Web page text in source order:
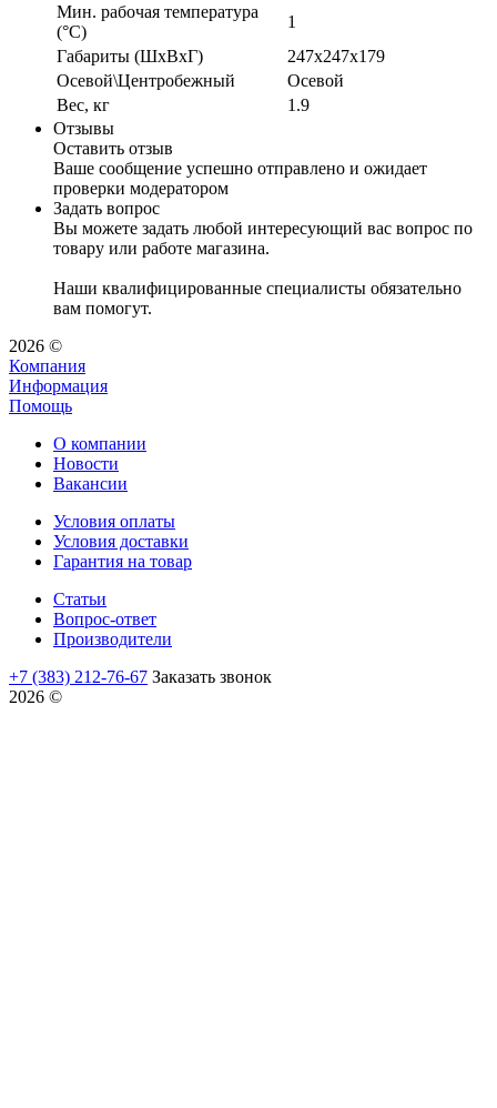
Мин. рабочая температура
(°С)
1
Габариты (ШхВхГ)
247x247x179
Осевой\Центробежный
Осевой
Вес, кг
1.9
Отзывы
Оставить отзыв
Ваше сообщение успешно отправлено и ожидает
проверки модератором
Задать вопрос
Вы можете задать любой интересующий вас вопрос по
товару или работе магазина.
Наши квалифицированные специалисты обязательно
вам помогут.
2026 ©
Компания
Информация
Помощь
О компании
Новости
Вакансии
Условия оплаты
Условия доставки
Гарантия на товар
Статьи
Вопрос-ответ
Производители
+7 (383) 212-76-67 Заказать звонок
2026 ©